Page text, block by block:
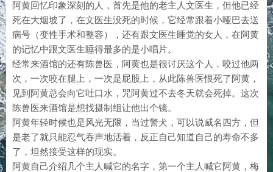
阿黄回忆印象深刻的人，首先是他的老主人文医生，但他已经
死在大烟坡了，在文医生没死的时候，它经常跟着小哑巴去送
病号（变性手术和整容），还有跟文医生睡觉的女人，在阿黄
的记忆中跟文医生睡得最多的是小唱片。
经常来酒馆的还有陈兽医，阿黄也是很讨厌这个人，咬过他两
次，一次咬在腿上，一次是屁股上，从此陈兽医恨死了阿黄，
见到阿黄总会向它吐口水，咒阿黄过不去冬天就会死掉。这次
陈兽医来酒馆是想找摄制组让他出个镜。
阿黄年轻时候也是风光无限，当过警犬，可以说威名四方，但
是老了就只能忍气吞声地活着，反正自己知道自己的寿命不多
了，坦然接受这样的现实。
阿黄自己介绍几个主人喊它的名字，第一个主人喊它阿黄，梅